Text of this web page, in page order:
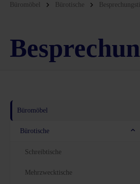
Büromöbel Bürotische
Büromöbel
Bürotische
Schreibtische
Mehrzwecktische